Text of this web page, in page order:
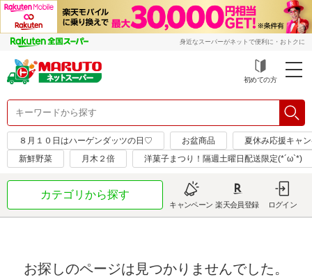
身近なスーパーがネットで便利に・おトクに
初めての方
８月１０日はハーゲンダッツの日♡ お盆商品
夏休み応援キャ
新鮮野菜
月木２倍 洋菓子まつり！隔週土曜日配送限定(*´ω`*)
カテゴリから探す
キャンペーン 楽天会員登録 ログイン
お探しのページは見つかりませんでした。